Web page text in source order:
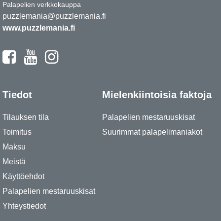
Palapelien verkkokauppa
puzzlemania@puzzlemania.fi
www.puzzlemania.fi
Tiedot
Tilauksen tila
Toimitus
Maksu
Meistä
Käyttöehdot
Palapelien mestaruuskisat
Yhteystiedot
Mielenkiintoisia faktoja
Palapelien mestaruuskisat
Suurimmat palapelimaniakot